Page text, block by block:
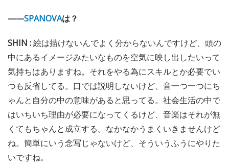
——SPANOVAは？
SHIN :絵は描けないんでよく分からないんですけど、頭の
中にあるイメージみたいなものを空気に映し出したいって
気持ちはありますね。それをやる為にスキルとか必要でい
つも反省してる。口では説明しないけど、音一つ一つにち
ゃんと自分の中の意味があると思ってる。社会生活の中で
はいちいち理由が必要になってくるけど、音楽はそれが無
くてもちゃんと成立する。なかなかうまくいきませんけど
ね。簡単にいう念写じゃないけど、そういうふうにやりた
いですね。